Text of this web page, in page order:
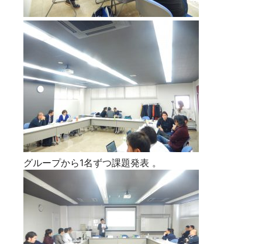
グループから1名ずつ課題発表 。